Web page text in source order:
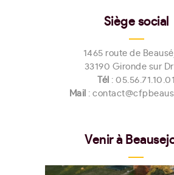
Siège social
1465 route de
33190 Gironde sur
Tél : 05.56.71.10.01
Mail :
Venir à